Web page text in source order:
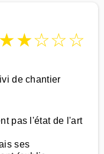
★★☆☆☆
de chantier
pas l'état de l'art
ses